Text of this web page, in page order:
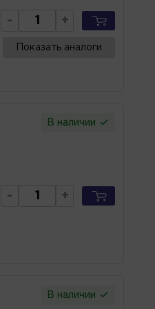
- +
Показать аналоги
В наличии
- +
В наличии